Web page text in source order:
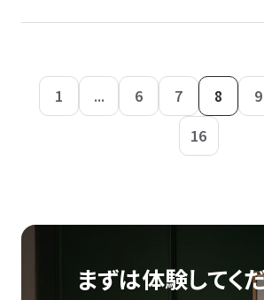
1 ... 6 7 8 9
16
まずは体験してく